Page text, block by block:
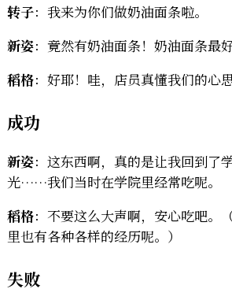
转子：我来为你们做奶油面条啦。
新姿：竟然有奶油面条！奶油面条最好
稻格：好耶！哇，店员真懂我们的心思
成功
新姿：这东西啊，真的是让我回到了
光……我们当时在学院里经常吃呢。
稻格：不要这么大声啊，安心吃吧。
里也有各种各样的经历呢。）
失败